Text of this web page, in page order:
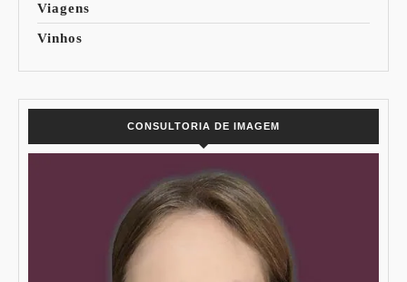
Viagens
Vinhos
CONSULTORIA DE IMAGEM